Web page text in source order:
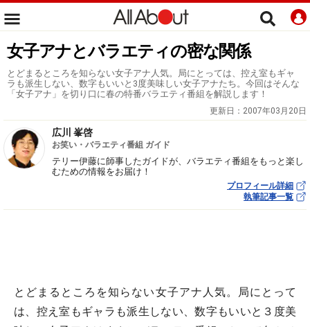
女子アナとバラエティの密な関係
とどまるところを知らない女子アナ人気。局にとっては、控え室もギャ
ラも派生しない、数字もいいと3度美味しい女子アナたち。今回はそんな
「女子アナ」を切り口に春の特番バラエティ番組を解説します！
更新日： 2007年03月20日
広川 峯啓
お笑い・バラエティ番組 ガイド
テリー伊藤に師事したガイドが、バラエティ番組をもっと楽し
むための情報をお届け！
プロフィール詳細
執筆記事一覧
とどまるところを知らない女子アナ人気。局にとって
は、控え室もギャラも派生しない、数字もいいと３度美